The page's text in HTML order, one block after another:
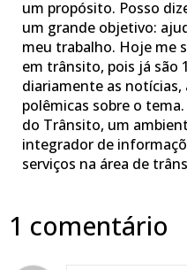
um propósito. Posso
um grande objetivo:
meu trabalho. Hoje me
em trânsito, pois já são
diariamente as notícias,
polêmicas sobre o
do Trânsito, um
integrador de
serviços na área de
1 comentário